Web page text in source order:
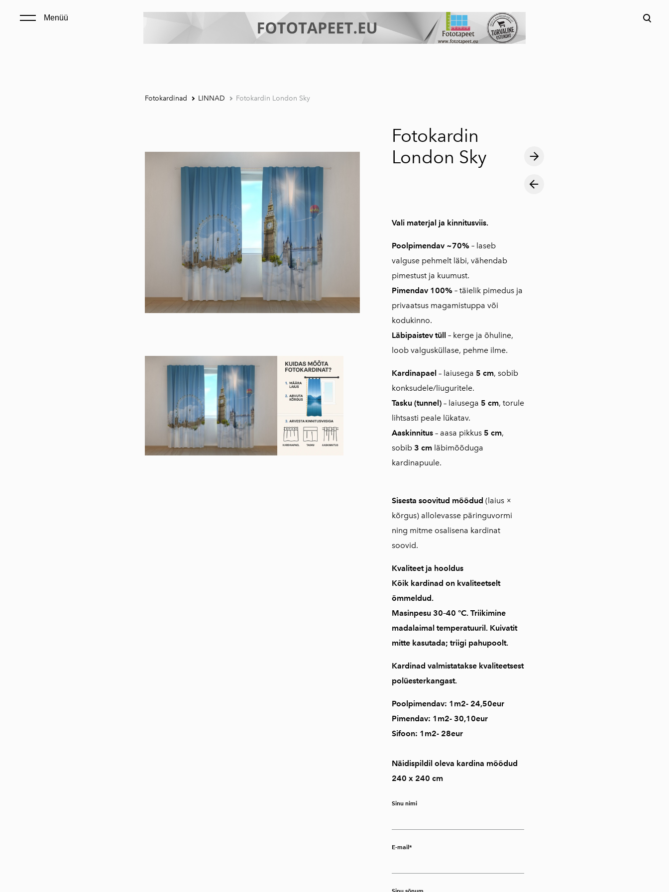
Menüü
lisati ostukorvi.
Fotokardinad LINNAD Fotokardin London Sky
Fotokardin
London Sky
Vali materjal ja kinnitusviis.
Poolpimendav ~70%– laseb
valguse pehmelt läbi, vähendab
pimestust ja kuumust.
Pimendav 100%– täielik pimedus ja
privaatsus magamistuppa või
kodukinno.
Läbipaistev tüll– kerge ja õhuline,
loob valgusküllase, pehme ilme.
Kardinapael– laiusega 5 cm, sobib
konksudele/liuguritele.
Tasku (tunnel)– laiusega 5 cm, torule
lihtsasti peale lükatav.
Aaskinnitus– aasa pikkus 5 cm,
sobib 3 cmläbimõõduga
kardinapuule.
Sisesta soovitud mõõdud (laius ×
kõrgus) allolevasse päringuvormi
ning mitme osalisena kardinat
soovid.
Kvaliteet ja hooldus
Kõik kardinad on kvaliteetselt
õmmeldud.
Masinpesu 30–40 °C. Triikimine
madalaimal temperatuuril. Kuivatit
mitte kasutada; triigi pahupoolt.
Kardinad valmistatakse kvaliteetsest
polüesterkangast.
Poolpimendav: 1m2- 24,50eur
Pimendav: 1m2- 30,10eur
Sifoon: 1m2- 28eur
Näidispildil oleva kardina mõõdud
240 x 240 cm
Sinu nimi
E-mail